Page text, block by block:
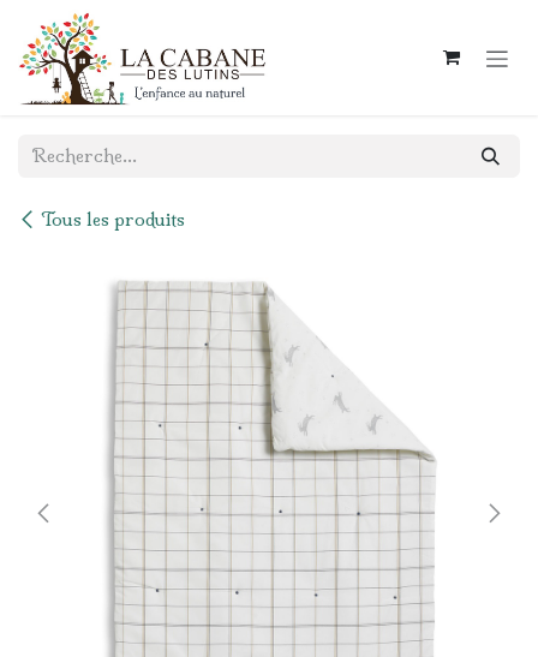
Se rendre au contenu
Tous les produits